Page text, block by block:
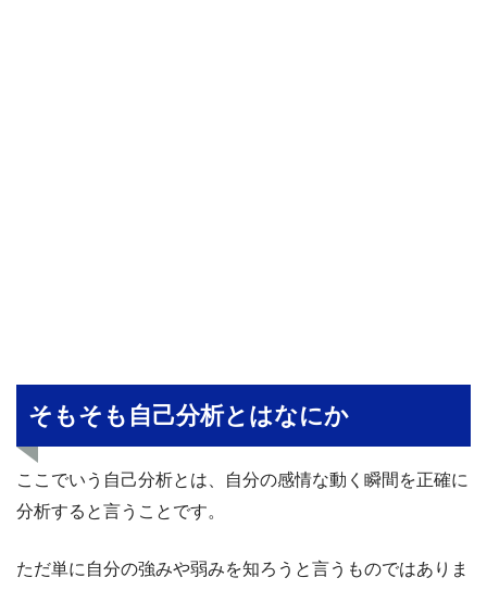
そもそも自己分析とはなにか
ここでいう自己分析とは、自分の感情な動く瞬間を正確に
分析すると言うことです。
ただ単に自分の強みや弱みを知ろうと言うものではありま